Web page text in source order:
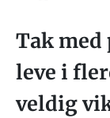
Tak med
leve i
veldig